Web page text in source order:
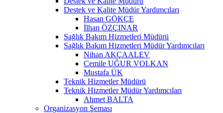
Destek ve Kalite Müdür Yardımcıları
Hasan GÖKÇE
İlhan ÖZÇINAR
Sağlık Bakım Hizmetleri Müdürü
Sağlık Bakım Hizmetleri Müdür Yardımcıları
Nihan AKÇAALEV
Cemile UĞUR VOLKAN
Mustafa ÜK
Teknik Hizmetler Müdürü
Teknik Hizmetler Müdür Yardımcıları
Ahmet BALTA
Organizasyon Şeması